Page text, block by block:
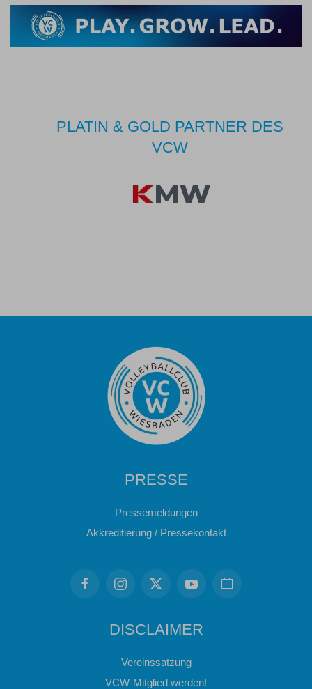
PLATIN & GOLD PARTNER DES
VCW
PRESSE
Pressemeldungen
Akkreditierung / Pressekontakt
DISCLAIMER
Vereinssatzung
VCW-Mitglied werden!